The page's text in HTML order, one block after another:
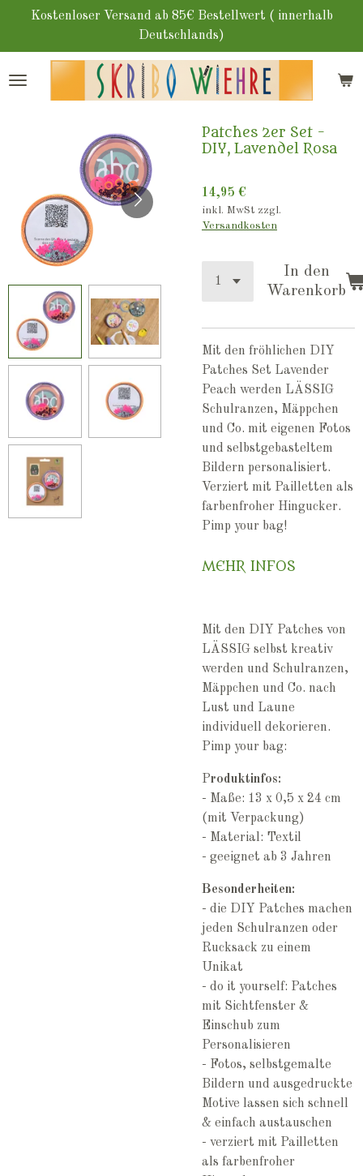
Zum
springen
Kostenloser Versand ab 85€ Bestellwert ( innerhalb
Deutschlands)
Patches 2er Set -
DIY, Lavendel Rosa
14,95 €
inkl. MwSt zzgl.
Versandkosten
In den
Warenkorb
Mit den fröhlichen DIY
Patches Set Lavender
Peach werden LÄSSIG
Schulranzen, Mäppchen
und Co. mit eigenen Fotos
und selbstgebasteltem
Bildern personalisiert.
Verziert mit Pailletten als
farbenfroher Hingucker.
Pimp your bag!
MEHR INFOS
Mit den DIY Patches von
LÄSSIG selbst kreativ
werden und Schulranzen,
Mäppchen und Co. nach
Lust und Laune
individuell dekorieren.
Pimp your bag:
Produktinfos:
- Maße: 13 x 0,5 x 24 cm
(mit Verpackung)
- Material: Textil
- geeignet ab 3 Jahren
Besonderheiten:
- die DIY Patches machen
jeden Schulranzen oder
Rucksack zu einem
Unikat
- do it yourself: Patches
mit Sichtfenster &
Einschub zum
Personalisieren
- Fotos, selbstgemalte
Bildern und ausgedruckte
Motive lassen sich schnell
& einfach austauschen
- verziert mit Pailletten
als farbenfroher